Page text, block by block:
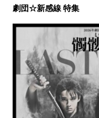
劇団☆新感線 特集